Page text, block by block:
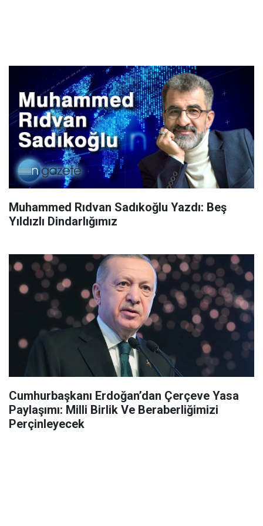
Muhammed Rıdvan Sadıkoğlu Yazdı: Beş
Yıldızlı Dindarlığımız
Cumhurbaşkanı Erdoğan’dan Çerçeve Yasa
Paylaşımı: Milli Birlik Ve Beraberliğimizi
Perçinleyecek